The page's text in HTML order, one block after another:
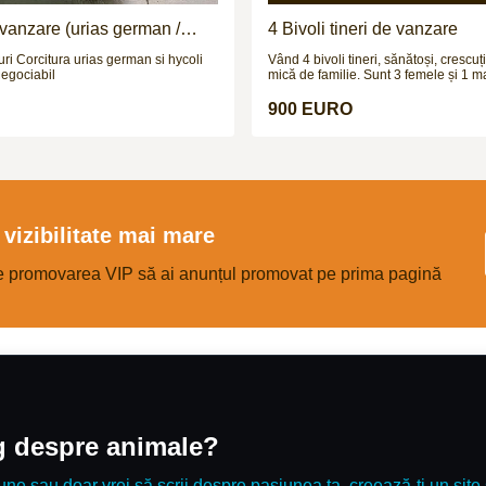
(urias german /
4 Bivoli tineri de vanzare
Vând 4 bivoli tineri, sănătoși,
mică de familie. Sunt 3 femele și 1
la 250–300 kg (necântăriți). Animale
dezvoltate, crescute natural,
fără grabă. Se vând împreună sau
900 EURO
mai mare
promovarea VIP să ai anunțul promovat pe prima pagină
animale?